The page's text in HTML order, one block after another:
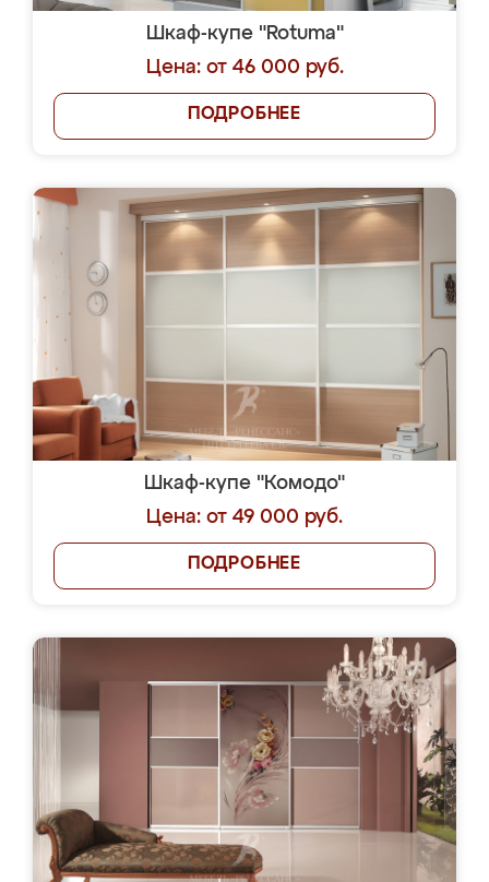
Шкаф-купе "Rotuma"
Цена: от 46 000 руб.
ПОДРОБНЕЕ
Шкаф-купе "Комодо"
Цена: от 49 000 руб.
ПОДРОБНЕЕ